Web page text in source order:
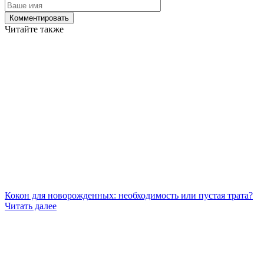
Читайте также
Кокон для новорожденных: необходимость или пустая трата?
Читать далее